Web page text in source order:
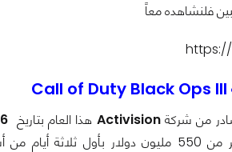
فلنشاهده معاً
Call of Duty Black Ops III
من شركةActivision هذا العام بتاريخ6